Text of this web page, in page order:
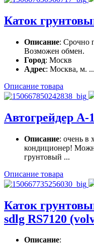
Каток
Описание: Срочно
Возможен обмен.
Город: Москв
Адрес: Москва, м. ...
Описание товара
Автогрейдер А-
Описание: очень в
кондиционер!
грунтовый ...
Описание товара
Каток
sdlg RS7120
Описание: